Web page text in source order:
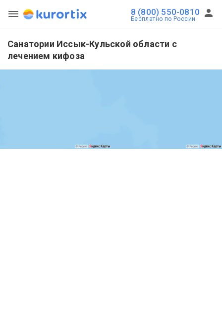
8 (800) 550-0810
Бесплатно по России
Санатории Иссык-Кульской области с
лечением кифоза